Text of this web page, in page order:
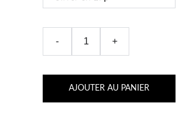
- +
AJOUTER AU PANIER